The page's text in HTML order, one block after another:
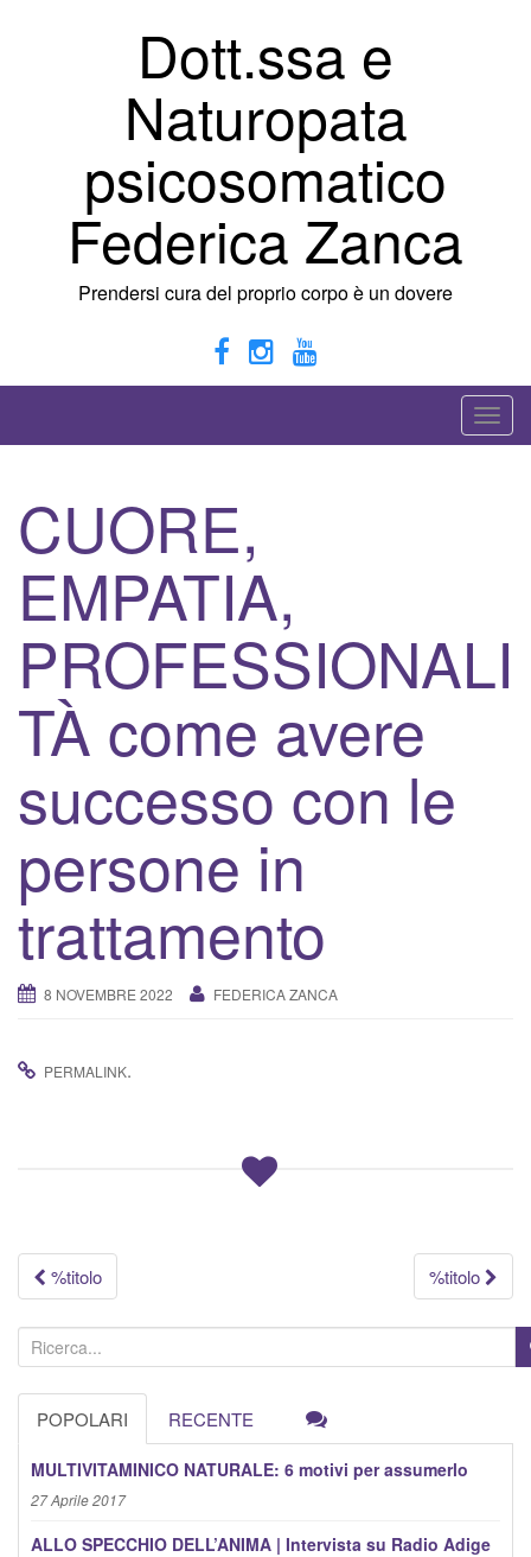
Dott.ssa e
Naturopata
psicosomatico
Federica Zanca
Prendersi cura del proprio corpo è un dovere
A
t
s
e
CUORE,
EMPATIA,
PROFESSIONALI
TÀ come avere
successo con le
persone in
trattamento
8 NOVEMBRE 2022 FEDERICA ZANCA
PERMALINK.
Navigazione
articolo
%titolo %titolo
e
r
POPOLARI RECENTE
MULTIVITAMINICO NATURALE: 6 motivi per assumerlo
27 Aprile 2017
ALLO SPECCHIO DELL’ANIMA | Intervista su Radio Adige